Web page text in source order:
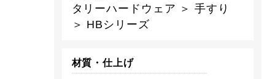
タリーハードウェア ＞ 手すり
＞ HBシリーズ
材質・仕上げ